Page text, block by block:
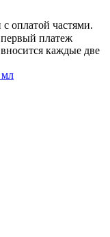
оплатой частями.
платеж
каждые две
мл